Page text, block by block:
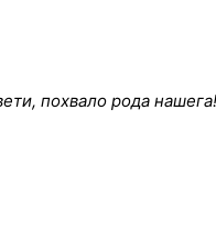
похвало рода нашега!